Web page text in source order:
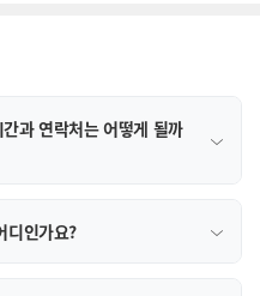
과 연락처는 어떻게 될까
디인가요?